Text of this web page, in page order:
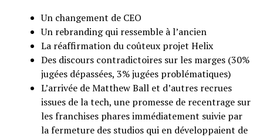
Un changement de CEO
Un rebranding qui ressemble à l’ancien
La réaffirmation du coûteux projet Helix
Des discours contradictoires sur les marges (30%
jugées dépassées, 3% jugées problématiques)
L’arrivée de Matthew Ball et d’autres recrues
issues de la tech, une promesse de recentrage sur
les franchises phares immédiatement suivie par
la fermeture des studios qui en développaient de